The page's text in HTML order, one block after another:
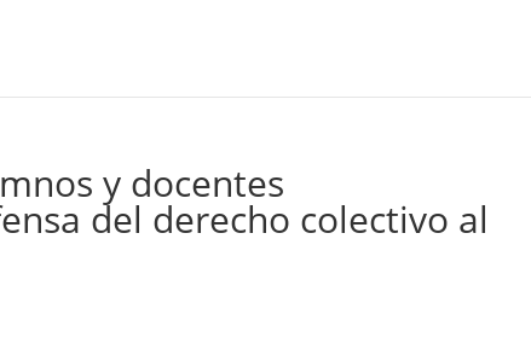
y docentes
del derecho colectivo al